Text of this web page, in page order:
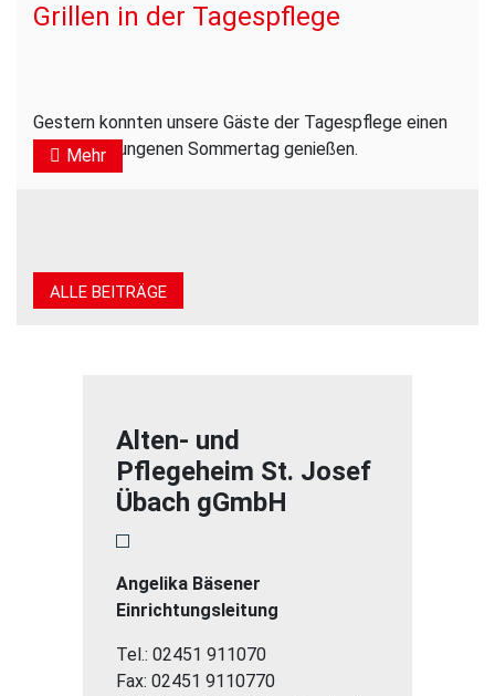
Grillen in der Tagespflege
Gestern konnten unsere Gäste der Tagespflege einen
rundum gelungenen Sommertag genießen.
Mehr
ALLE BEITRÄGE
Alten- und
Pflegeheim St. Josef
Übach gGmbH
Angelika Bäsener
Einrichtungsleitung
Tel.: 02451 911070
Fax: 02451 9110770